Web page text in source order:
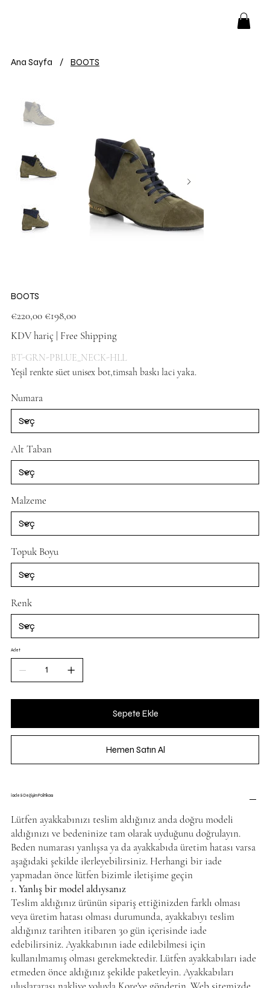
Ana Sayfa / BOOTS
BOOTS
fiyat
€220,00
İndirimli
fiyat
€198,00
KDV hariç | Free Shipping
BT-GRN-PBLUE_NECK-HLL
Yeşil renkte süet unisex bot,timsah baskı laci yaka.
Numara
Alt Taban
Malzeme
Topuk Boyu
Renk
Adet
Sepete Ekle
Hemen Satın Al
İade & Değişim Politikası
Lütfen ayakkabınızı teslim aldığınız anda doğru modeli
aldığınızı ve bedeninize tam olarak uyduğunu doğrulayın.
Beden numarası yanlışsa ya da ayakkabıda üretim hatası varsa
aşağıdaki şekilde ilerleyebilirsiniz. Herhangi bir iade
yapmadan önce lütfen bizimle iletişime geçin
1. Yanlış bir model aldıysanız
Teslim aldığınız ürünün sipariş ettiğinizden farklı olması
veya üretim hatası olması durumunda, ayakkabıyı teslim
aldığınız tarihten itibaren 30 gün içerisinde iade
edebilirsiniz. Ayakkabının iade edilebilmesi için
kullanılmamış olması gerekmektedir. Lütfen ayakkabıları iade
etmeden önce aldığınız şekilde paketleyin. Ayakkabıları